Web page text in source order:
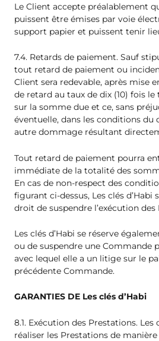
Le Client accepte préalablement
puissent être émises par voie
support papier et puissent tenir
7.4. Retards de paiement. Sauf
tout retard de paiement ou
Client sera redevable, après mise
de retard au taux de dix (10) fois
sur la somme due et ce, sans
éventuelle, dans les conditions
autre dommage résultant
Tout retard de paiement pourra
immédiate de la totalité des
En cas de non-respect des
figurant ci-dessus, Les clés d’Habi
droit de suspendre l’exécution des
Les clés d’Habi se réserve
ou de suspendre une Commande
avec lequel elle a un litige sur le
précédente Commande.
GARANTIES DE Les clés d’Habi
8.1. Exécution des Prestations. Les
réaliser les Prestations de